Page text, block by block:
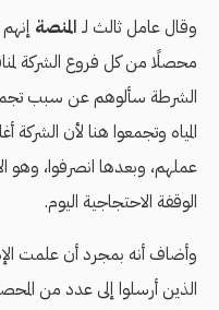
وقال عامل ثالث لـ المنصة
محصلًا من كل فروع الشركة
الشرطة سألوهم عن سبب
المياه وتجمعوا هنا لأن
عملهم، وبعدها انصرفوا، وهو
الوقفة الاحتجاجية اليوم.
وأضاف أنه بمجرد أن علمت
الذين أرسلوا إلى عدد من